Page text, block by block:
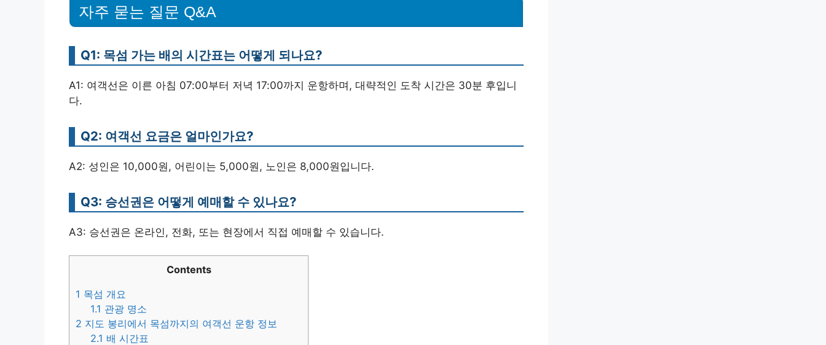
자주 묻는 질문 Q&A
Q1: 목섬 가는 배의 시간표는 어떻게 되나요?
A1: 여객선은 이른 아침 07:00부터 저녁 17:00까지 운항하며, 대략적인 도착 시간은 30분 후입니
다.
Q2: 여객선 요금은 얼마인가요?
A2: 성인은 10,000원, 어린이는 5,000원, 노인은 8,000원입니다.
Q3: 승선권은 어떻게 예매할 수 있나요?
A3: 승선권은 온라인, 전화, 또는 현장에서 직접 예매할 수 있습니다.
Contents
1 목섬 개요
1.1 관광 명소
2 지도 봉리에서 목섬까지의 여객선 운항 정보
2.1 배 시간표